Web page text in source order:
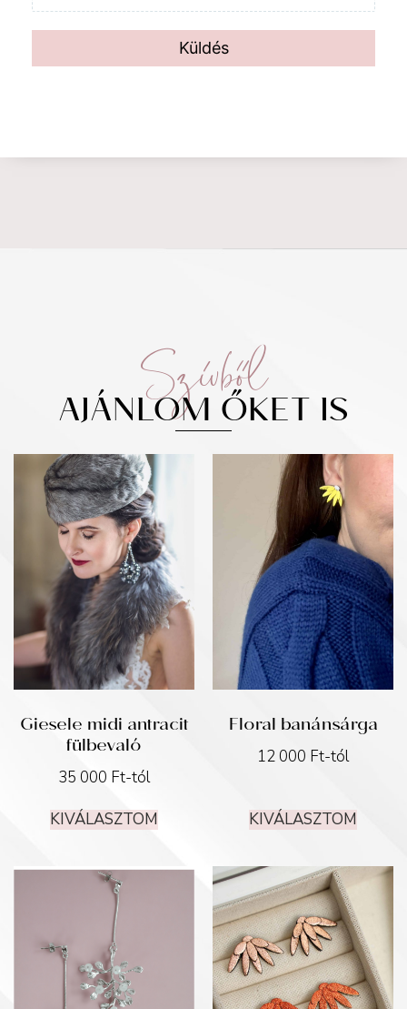
Küldés
Szívből
AJÁNLOM ŐKET IS
Giesele midi antracit
fülbevaló
35 000 Ft-tól
KIVÁLASZTOM
Floral banánsárga
12 000 Ft-tól
KIVÁLASZTOM